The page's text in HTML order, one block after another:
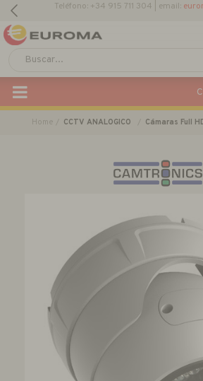
Home CCTV ANALOGICO Cámaras Full